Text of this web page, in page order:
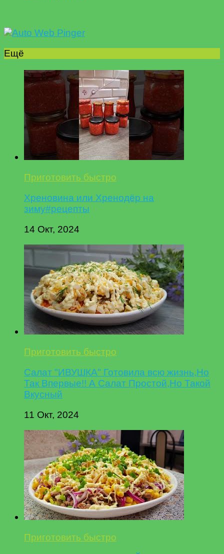
Ещё
Приготовить быстро
Хреновина или Хренодёр на
зиму#рецепты
14 Окт, 2024
Приготовить быстро
Салат "ИВУШКА" Готовила всю жизнь,Но
Так Впервые!! А Салат Простой,Но Такой
Вкусный
11 Окт, 2024
Приготовить быстро